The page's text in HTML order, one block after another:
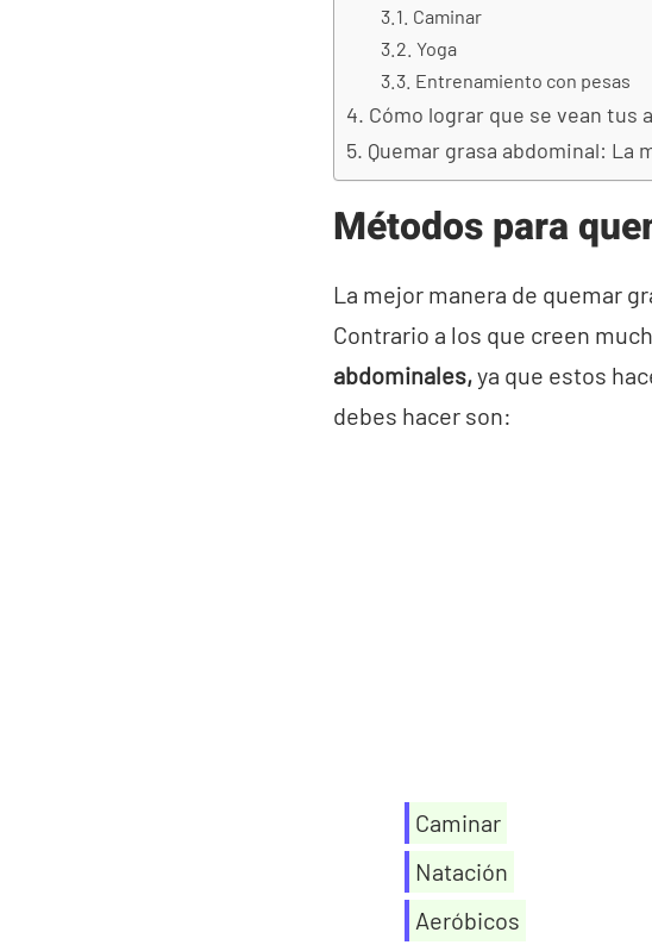
Caminar
Yoga
Entrenamiento con pesas
Cómo lograr que se vean tus
Quemar grasa abdominal: La
Métodos para
La mejor manera de quemar
Contrario a los que creen
abdominales,ya que estos
debes hacer son:
Caminar
Natación
Aeróbicos